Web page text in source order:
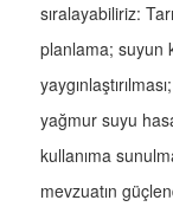
sıralayabiliriz:
planlama; suyun
yağmur suyu
kullanıma
mevzuatın